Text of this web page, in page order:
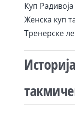
Куп
Женска куп
Тренерске